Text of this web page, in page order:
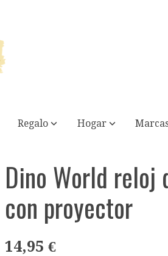
Regalo Hogar
Dino World reloj
con proyector
14,95 €